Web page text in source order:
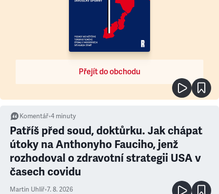
Přejít do obchodu
Komentář•4 minuty
Patříš před soud, doktůrku. Jak chápat
útoky na Anthonyho Fauciho, jenž
rozhodoval o zdravotní strategii USA v
časech covidu
Martin Uhlíř•7. 8. 2026